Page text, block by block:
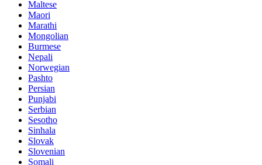
Maltese
Maori
Marathi
Mongolian
Burmese
Nepali
Norwegian
Pashto
Persian
Punjabi
Serbian
Sesotho
Sinhala
Slovak
Slovenian
Somali